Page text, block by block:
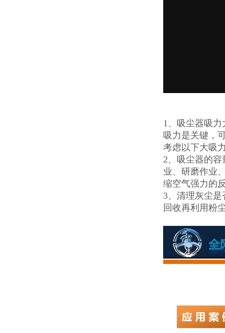
1、吸尘器吸
吸力是关键，
考虑以下大吸
2、吸尘器的容
业、研磨作业
缩空气强力的
3、清理灰尘
回收再利用粉